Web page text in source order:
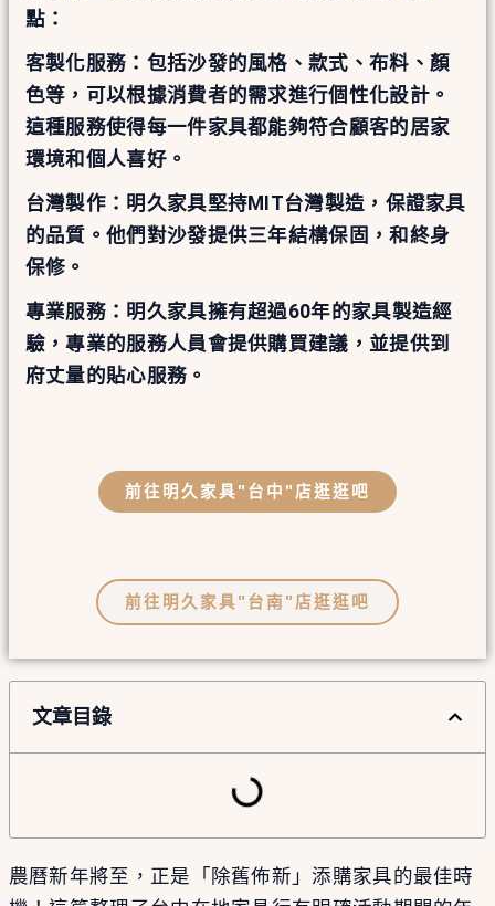
點：
客製化服務：包括沙發的風格、款式、布料、顏
色等，可以根據消費者的需求進行個性化設計。
這種服務使得每一件家具都能夠符合顧客的居家
環境和個人喜好。
台灣製作：明久家具堅持MIT台灣製造，保證家具
的品質。他們對沙發提供三年結構保固，和終身
保修。
專業服務：明久家具擁有超過60年的家具製造經
驗，專業的服務人員會提供購買建議，並提供到
府丈量的貼心服務。
前往明久家具"台中"店逛逛吧
前往明久家具"台南"店逛逛吧
文章目錄
農曆新年將至，正是「除舊佈新」添購家具的最佳時